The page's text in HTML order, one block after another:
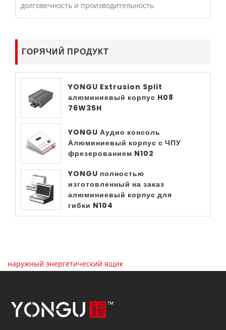
долговечность и производительность
ГОРЯЧИЙ ПРОДУКТ
YONGU Extrusion Split
алюминиевый корпус H08
76W35H
YONGU Аудио консоль
Алюминиевый корпус с ЧПУ
фрезерованием N102
YONGU полностью
изготовленный на заказ
алюминиевый корпус для
гибки N104
наружный энергетический ящик